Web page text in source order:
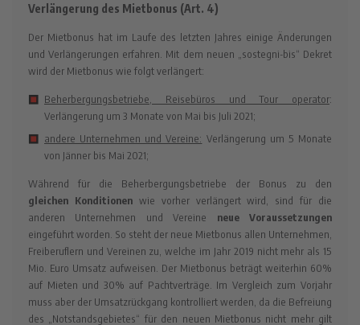
Verlängerung des Mietbonus (Art. 4)
Der Mietbonus hat im Laufe des letzten Jahres einige Änderungen
und Verlängerungen erfahren. Mit dem neuen „sostegni-bis“ Dekret
wird der Mietbonus wie folgt verlängert:
Beherbergungsbetriebe, Reisebüros und Tour operator:
Verlängerung um 3 Monate von Mai bis Juli 2021;
andere Unternehmen und Vereine: Verlängerung um 5 Monate
von Jänner bis Mai 2021;
Während für die Beherbergungsbetriebe der Bonus zu den
gleichen Konditionenwie vorher verlängert wird, sind für die
anderen Unternehmen und Vereine neue Voraussetzungen
eingeführt worden. So steht der neue Mietbonus allen Unternehmen,
Freiberuflern und Vereinen zu, welche im Jahr 2019 nicht mehr als 15
Mio. Euro Umsatz aufweisen. Der Mietbonus beträgt weiterhin 60%
auf Mieten und 30% auf Pachtverträge. Im Vergleich zum Vorjahr
muss aber der Umsatzrückgang kontrolliert werden, da die Befreiung
des „Notstandsgebietes“ für den neuen Mietbonus nicht mehr gilt